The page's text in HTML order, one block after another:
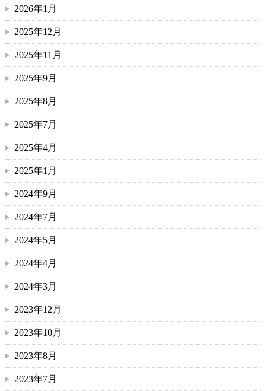
2026年1月
2025年12月
2025年11月
2025年9月
2025年8月
2025年7月
2025年4月
2025年1月
2024年9月
2024年7月
2024年5月
2024年4月
2024年3月
2023年12月
2023年10月
2023年8月
2023年7月